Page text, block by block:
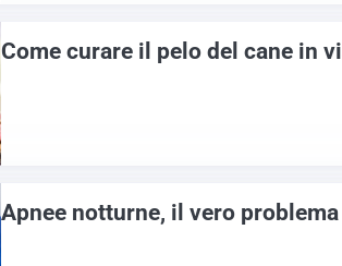
Come curare il pelo del cane in
Apnee notturne, il vero